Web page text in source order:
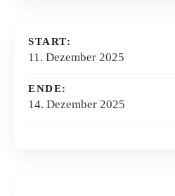
START:
11. Dezember 2025
ENDE:
14. Dezember 2025